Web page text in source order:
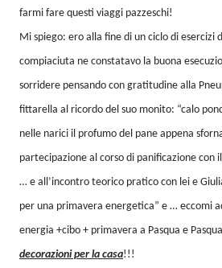
farmi fare questi viaggi pazzeschi!
Mi spiego: ero alla fine di un ciclo di esercizi
compiaciuta ne constatavo la buona
sorridere pensando con gratitudine alla
fittarella al ricordo del suo monito: “calo
nelle narici il profumo del pane appena
partecipazione al corso di panificazione con
… e all’incontro teorico pratico con lei e
per una primavera energetica” e … eccomi
energia +cibo + primavera a Pasqua e
decorazioni per la casa!!!